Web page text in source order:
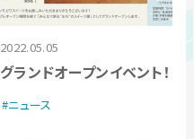
2022.05.05
グランドオープンイベント！
ニュース